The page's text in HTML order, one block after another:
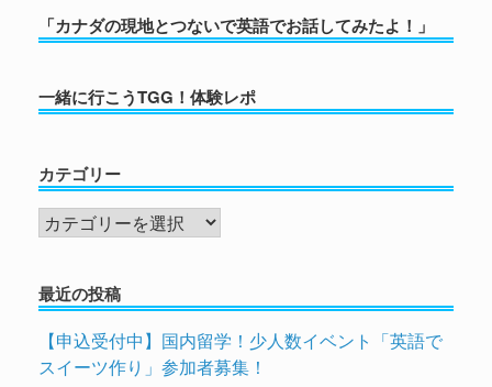
「カナダの現地とつないで英語でお話してみたよ！」
一緒に行こうTGG！体験レポ
カテゴリー
カ
テ
リ
最近の投稿
【申込受付中】国内留学！少人数イベント「英語で
スイーツ作り」参加者募集！